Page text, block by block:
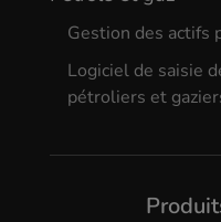
Gestion des actifs
Logiciel de saisie
pétroliers et